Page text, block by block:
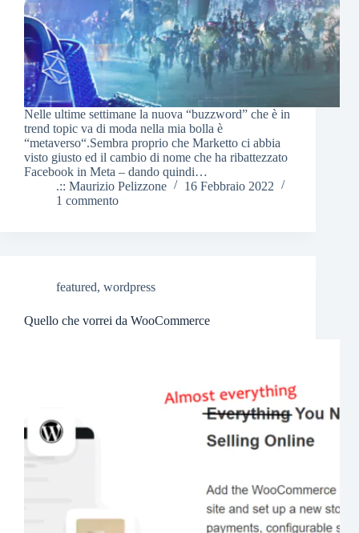
Nelle ultime settimane la nuova “buzzword” che è in
trend topic va di moda nella mia bolla è
“metaverso“.Sembra proprio che Marketto ci abbia
visto giusto ed il cambio di nome che ha ribattezzato
Facebook in Meta – dando quindi…
.:: Maurizio Pelizzone
16 Febbraio 2022
1 commento
featured, wordpress
Quello che vorrei da WooCommerce